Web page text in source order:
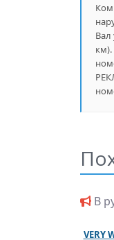
Вал
км).
В
VERY